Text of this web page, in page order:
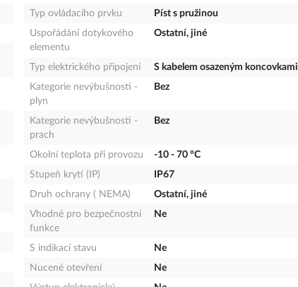
Typ ovládacího prvku
Píst s pružinou
Uspořádání dotykového
elementu
Ostatní, jiné
Typ elektrického připojení
S kabelem osazeným koncovkami
Kategorie nevýbušnosti -
plyn
Bez
Kategorie nevýbušnosti -
prach
Bez
Okolní teplota při provozu
-10 - 70 °C
Stupeň krytí (IP)
IP67
Druh ochrany ( NEMA)
Ostatní, jiné
Vhodné pro bezpečnostní
funkce
Ne
S indikací stavu
Ne
Nucené otevření
Ne